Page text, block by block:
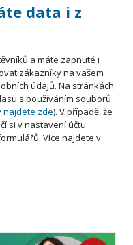
data i z
a máte zapnuté i
zákazníky na vašem
údajů. Na stránkách
s používáním souborů
najdete zde). V případě, že
si v nastavení účtu
Více najdete v